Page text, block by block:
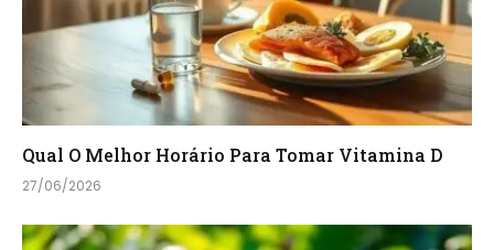
Qual O Melhor Horário Para Tomar Vitamina D
27/06/2026